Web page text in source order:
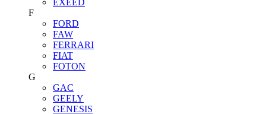
F
FORD
FAW
FERRARI
FIAT
FOTON
G
GAC
GEELY
GENESIS